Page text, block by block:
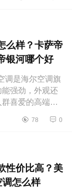
pro是杂牌子
么样？卡萨帝
银河哪个好
是海尔空调旗
强劲，外观还
喜爱的高端空
萨帝星悦空调
78 0
性价比高？美
怎么样